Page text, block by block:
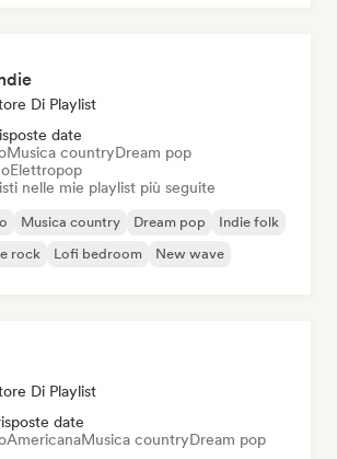
Di Playlist
date
Musica countryDream pop
Elettropop
nelle mie playlist più seguite
Musica country Dream pop
Indie folk
rock Lofi bedroom New wave
Di Playlist
date
AmericanaMusica countryDream pop